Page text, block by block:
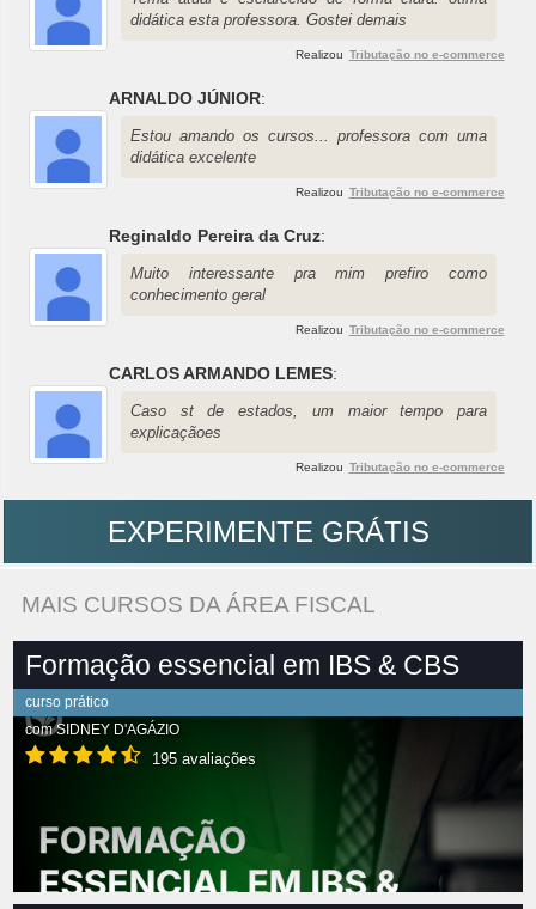
didática esta professora. Gostei demais
Realizou Tributação no e-commerce
ARNALDO JÚNIOR:
Estou amando os cursos... professora com uma
didática excelente
Realizou Tributação no e-commerce
Reginaldo Pereira da Cruz:
Muito interessante pra mim prefiro como
conhecimento geral
Realizou Tributação no e-commerce
CARLOS ARMANDO LEMES:
Caso st de estados, um maior tempo para
explicaçãoes
Realizou Tributação no e-commerce
EXPERIMENTE GRÁTIS
MAIS CURSOS DA ÁREA FISCAL
Formação essencial em IBS & CBS
curso prático
comSIDNEY D'AGÁZIO
195 avaliações